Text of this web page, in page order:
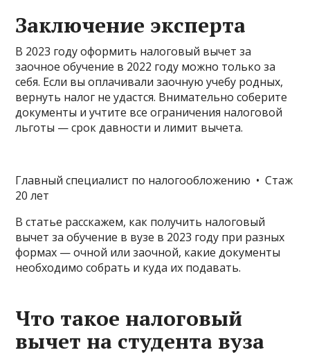
Заключение эксперта
В 2023 году оформить налоговый вычет за
заочное обучение в 2022 году можно только за
себя. Если вы оплачивали заочную учебу родных,
вернуть налог не удастся. Внимательно соберите
документы и учтите все ограничения налоговой
льготы — срок давности и лимит вычета.
Главный специалист по налогообложению • Стаж
20 лет
В статье расскажем, как получить налоговый
вычет за обучение в вузе в 2023 году при разных
формах — очной или заочной, какие документы
необходимо собрать и куда их подавать.
Что такое налоговый
вычет на студента вуза